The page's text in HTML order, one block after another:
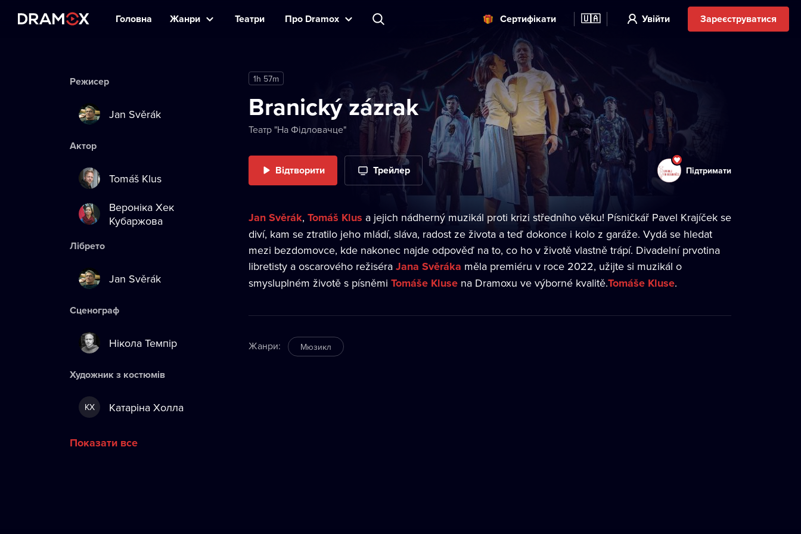
Головна Жанри Театри Прo Dramox Cертифікати 🇺🇦 Увійти Зареєструватися
1h 57m
Branický zázrak
Театр "На Фідловачце"
Відтворити Трейлер Підтримати
Jan Svěrák, Tomáš Klus a jejich nádherný muzikál proti krizi středního věku! Písničkář Pavel Krajíček se
diví, kam se ztratilo jeho mládí, sláva, radost ze života a teď dokonce i kolo z garáže. Vydá se hledat
mezi bezdomovce, kde nakonec najde odpověď na to, co ho v životě vlastně trápí. Divadelní prvotina
libretisty a oscarového režiséra Jana Svěráka měla premiéru v roce 2022, užijte si muzikál o
smysluplném životě s písněmi Tomáše Kluse na Dramoxu ve výborné kvalitě.Tomáše Kluse.
Жанри: Мюзикл
Режисер
Jan Svěrák
Актор
Tomáš Klus
Вероніка Хек
Кубаржова
Лібрето
Jan Svěrák
Сценограф
Нікола Темпір
Художник з костюмів
КХ Катаріна Холла
Показати все